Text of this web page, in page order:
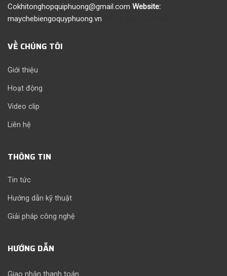
Cokhitonghopquiphuong@gmail.com Website:
maychebiengoquyphuong.vn
VỀ CHÚNG TÔI
Giới thiệu
Hoạt động
Video clip
Liên hệ
THÔNG TIN
Tin tức
Hướng dẫn kỹ thuật
Giải pháp công nghệ
HƯỚNG DẪN